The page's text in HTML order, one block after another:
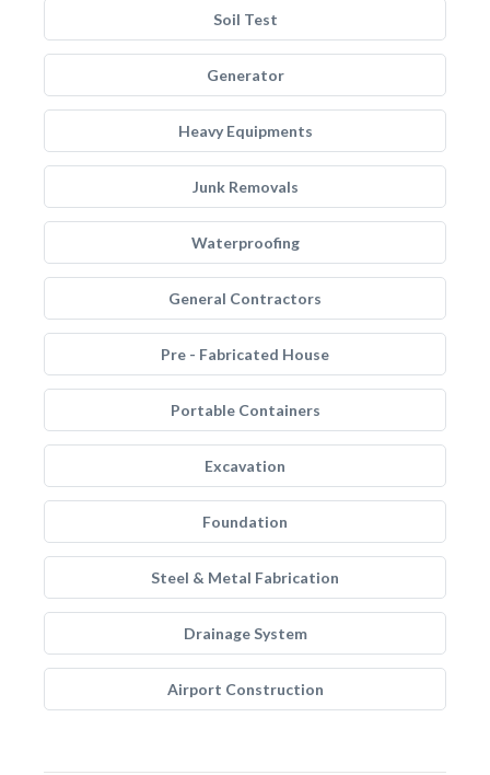
Soil Test
Generator
Heavy Equipments
Junk Removals
Waterproofing
General Contractors
Pre - Fabricated House
Portable Containers
Excavation
Foundation
Steel & Metal Fabrication
Drainage System
Airport Construction